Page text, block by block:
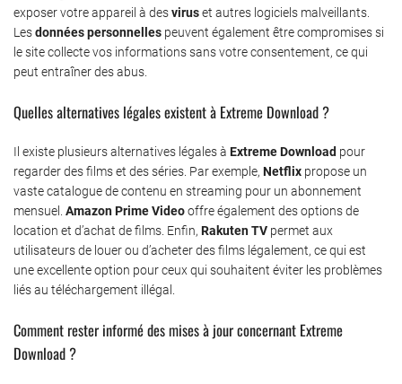
exposer votre appareil à desviruset autres logiciels malveillants.
Lesdonnées personnelles peuvent également être compromises si
le site collecte vos informations sans votre consentement, ce qui
peut entraîner des abus.
Quelles alternatives légales existent à Extreme Download ?
Il existe plusieurs alternatives légales à Extreme Download pour
regarder des films et des séries. Par exemple, Netflix propose un
vaste catalogue de contenu en streaming pour un abonnement
mensuel. Amazon Prime Videooffre également des options de
location et d’achat de films. Enfin, Rakuten TV permet aux
utilisateurs de louer ou d’acheter des films légalement, ce qui est
une excellente option pour ceux qui souhaitent éviter les problèmes
liés au téléchargement illégal.
Comment rester informé des mises à jour concernant Extreme
Download ?